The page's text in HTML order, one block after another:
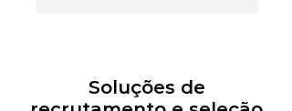
Soluções de